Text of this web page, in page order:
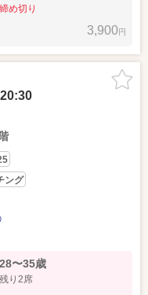
締め切り
3,900円
ング
28〜35歳
残り2席